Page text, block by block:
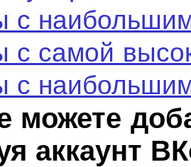
с
с самой
с
можете
аккаунт